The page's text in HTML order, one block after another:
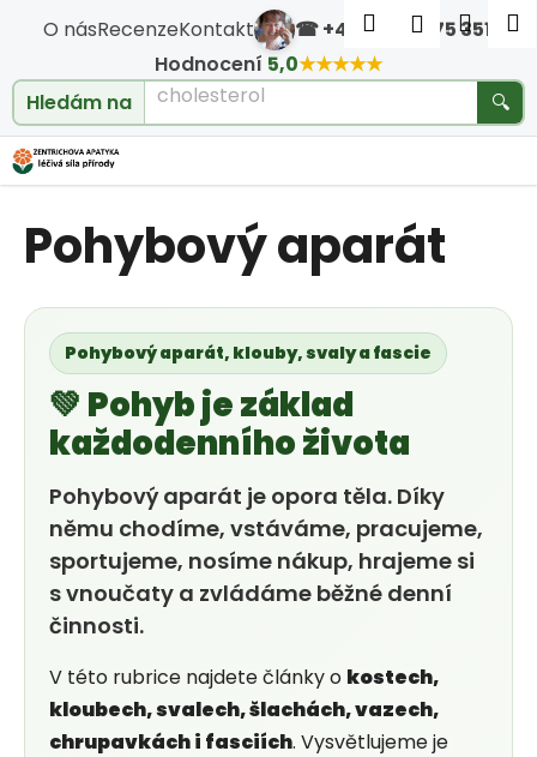
O násRecenzeKontakt ☎ +420 604 475 351
Hodnocení 5,0★★★★★
Hledám na
cholesterol
🔍
Hledat
Pohybový aparát
Pohybový aparát, klouby, svaly a fascie
💚 Pohyb je základ
každodenního života
Pohybový aparát je opora těla. Díky
němu chodíme, vstáváme, pracujeme,
sportujeme, nosíme nákup, hrajeme si
s vnoučaty a zvládáme běžné denní
činnosti.
V této rubrice najdete články o kostech,
kloubech, svalech, šlachách, vazech,
chrupavkách i fasciích. Vysvětlujeme je
Košík
C
o
p
o